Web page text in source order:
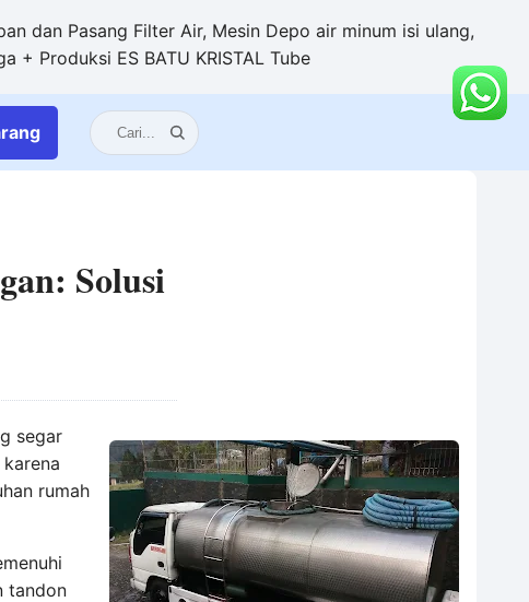
dan Pasang Filter Air, Mesin Depo air minum isi ulang,
+ Produksi ES BATU KRISTAL Tube
Solusi
segar
rumah
tandon